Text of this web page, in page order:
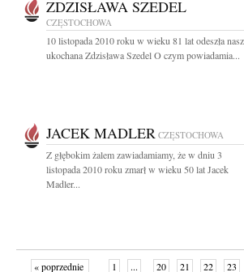
ZDZISŁAWA SZEDEL
CZĘSTOCHOWA
10 listopada 2010 roku w wieku 81 lat odeszła
ukochana Zdzisława Szedel O czym powiadamia...
JACEK MADLER CZĘSTOCHOWA
Z głębokim żalem zawiadamiamy, że w dniu 3
listopada 2010 roku zmarł w wieku 50 lat Jacek
Madler...
« poprzednie 1 ... 20 21 22 23